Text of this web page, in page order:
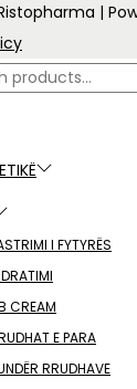
|
I FYTYRËS
CREAM
E PARA
RRUDHAVE